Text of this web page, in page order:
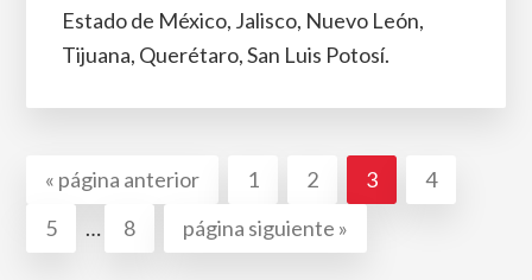
Estado de México, Jalisco, Nuevo León,
Tijuana, Querétaro, San Luis Potosí.
« Ir
la
página anterior
Ir
la
1
Ir
la
2
Ir
a
3
Ir
a
4
Ir
a
5
Páginas
intermedias
…
Ir
a
8
Ir
a
página siguiente »